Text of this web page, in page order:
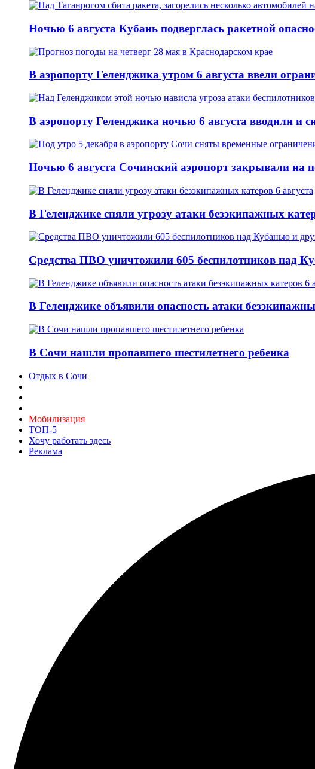
Ночью 6 августа Кубань подверглась ракетной
В аэропорту Геленджика утром 6 августа ввели
В аэропорту Геленджика ночью 6 августа вводили и
Ночью 6 августа Сочинский аэропорт закрывали на
В Геленджике сняли угрозу атаки безэкипажных
Средства ПВО уничтожили 605 беспилотников над
В Геленджике объявили опасность атаки
В Сочи нашли пропавшего шестилетнего ребенка
Отдых в Сочи
Мобилизация
ТОП-5
Хочу работать здесь
Реклама